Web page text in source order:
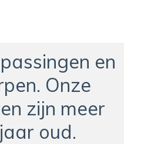
en
Onze
zijn meer
oud.